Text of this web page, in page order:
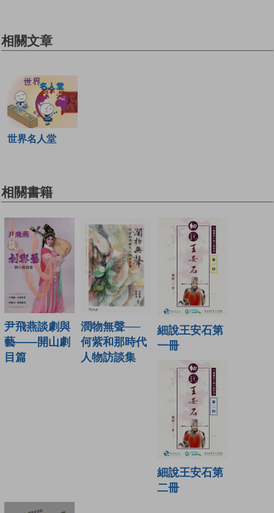
相關文章
世界名人堂
相關書籍
尹飛燕談劇與
藝——開山劇
目篇
潤物無聲──
何紫和那時代
人物訪談集
細說王安石第
一冊
細說王安石第
二冊